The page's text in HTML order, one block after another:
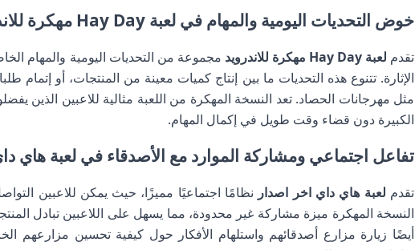
خوض التحديات اليومية والمهام في لعبة Hay Day مهكرة للاندرويد
تقدم لعبة Hay Day مهكرة للاندرويد
مجموعة من التحديات اليومية والمهام
الإثارة. تتنوع هذه التحديات ما بين إنتاج كميات معينة من المنتجات، أو
مثل مهرجانات الحصاد. تعد النسخة المهكرة من اللعبة مثالية للاعبين الذين
الكبيرة دون قضاء وقت طويل في إكمال المهام.
تفاعل اجتماعي ومشاركة الموارد مع الأصدقاء في لعبة هاي
تقدم لعبة هاي داي اخر اصدار نظامًا اجتماعيًا مميزًا، حيث يمكن للاعبين
النسخة المهكرة ميزة مشاركة غير محدودة، مما يسهل على اللاعبين تبادل
أيضًا زيارة مزارع أصدقائهم واستلهام الأفكار حول كيفية تحسين مزارعهم